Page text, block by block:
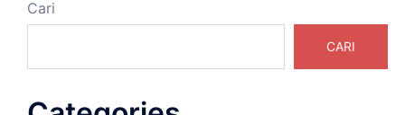
Cari
CARI